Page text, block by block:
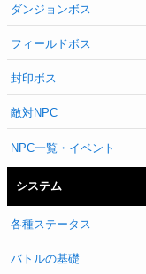
ダンジョンボス
フィールドボス
封印ボス
敵対NPC
NPC一覧・イベント
システム
各種ステータス
バトルの基礎